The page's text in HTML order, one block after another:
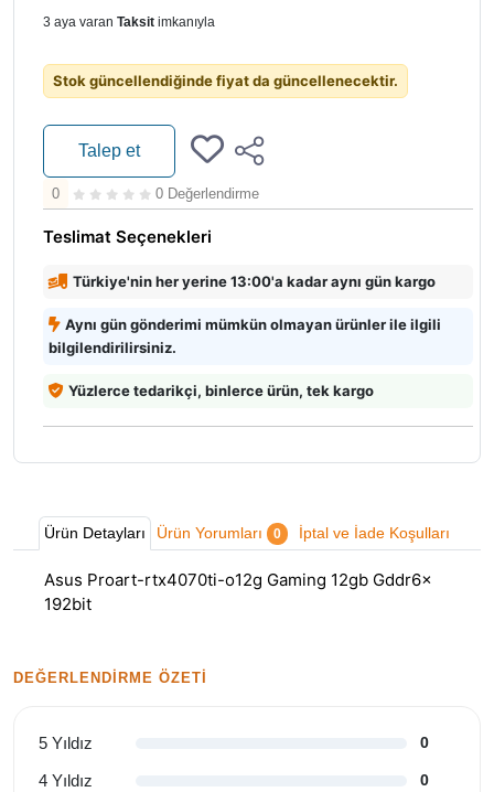
3 aya varan Taksit imkanıyla
Stok güncellendiğinde fiyat da güncellenecektir.
Talep et
0 0 Değerlendirme
Teslimat Seçenekleri
Türkiye'nin her yerine 13:00'a kadar aynı gün kargo
Aynı gün gönderimi mümkün olmayan ürünler ile ilgili
bilgilendirilirsiniz.
Yüzlerce tedarikçi, binlerce ürün, tek kargo
Ürün Detayları Ürün Yorumları 0 İptal ve İade Koşulları
Asus Proart-rtx4070ti-o12g Gaming 12gb Gddr6x
192bit
DEĞERLENDIRME ÖZETI
5 Yıldız 0
4 Yıldız 0